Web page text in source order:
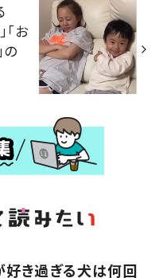
お
の
好き過ぎる犬は何回